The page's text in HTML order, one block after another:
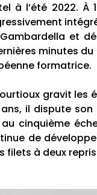
à l’été 2022.
et
minutes
formatrice.
gravit les
ans, il dispute
cinquième
de
filets à deux